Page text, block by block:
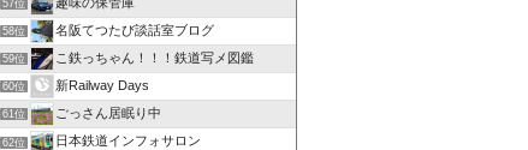
57位
58位 名阪てつたび談話室ブログ
59位 こ鉄っちゃん！！！鉄道写メ図鑑
60位 新Railway Days
61位 ごっさん居眠り中
62位 日本鉄道インフォサロン